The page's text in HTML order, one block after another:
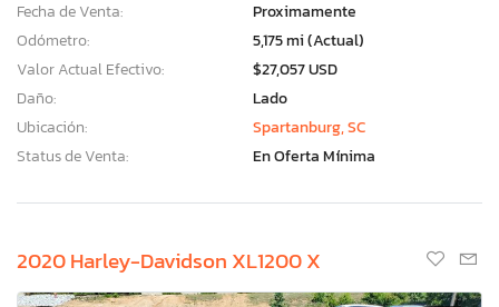
Fecha de Venta:
Proximamente
Odómetro:
5,175 mi (Actual)
Valor Actual Efectivo:
$27,057 USD
Daño:
Lado
Ubicación:
Spartanburg, SC
Status de Venta:
En Oferta Mínima
2020 Harley-Davidson XL1200 X